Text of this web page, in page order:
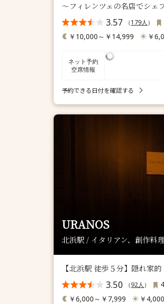
～フィレンツェの名店でシェ
3.57 （179人 ）
￥10,000～￥14,999
￥
ネット予約
空席情報
予約できる日付を確認する
URANOS
北浜駅 / イタリアン、創作料
【北浜駅 徒歩５分】隠れ家
3.50 （92人 ）
￥6,000～￥7,999
￥